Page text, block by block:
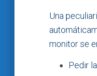
Una
monitor se
Pedir